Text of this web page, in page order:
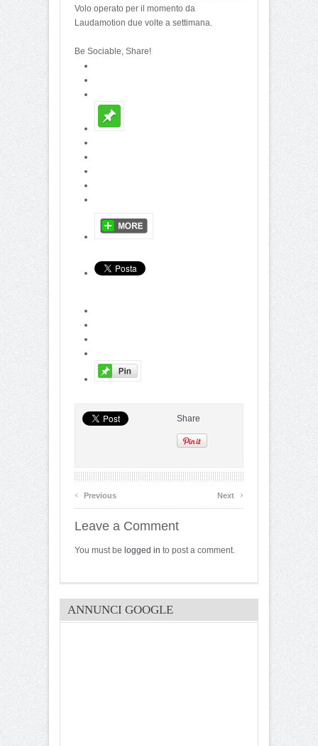
Volo operato per il momento da
Laudamotion due volte a settimana.
Be Sociable, Share!
Share
‹ Previous Next ›
Leave a Comment
You must be logged in to post a comment.
ANNUNCI GOOGLE